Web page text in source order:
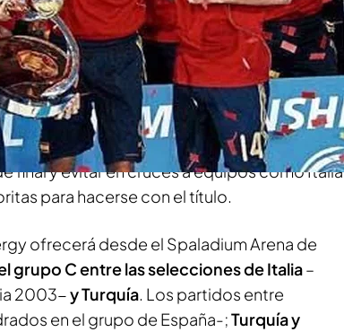
campeona de Europa, buscará su cuarto
sede de este torneo. El equipo dirigido por
al frente de la Selección-, cuenta en su
cinco Eurocopas, por lo que se presenta
con la victoria. Pero antes, tendrá que
encuadradas en su grupo B,
final y evitar en cruces a equipos como Italia
para hacerse con el título.
ofrecerá desde el Spaladium Arena de
grupo C entre las selecciones de Italia–
2003-y Turquía. Los partidos entre
en el grupo de España-;Turquía y